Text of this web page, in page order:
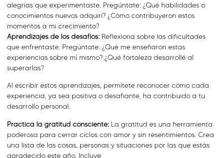
alegrías que experimentaste. Pregúntate: ¿Qué habilidades o
conocimientos nuevos adquirí? ¿Cómo contribuyeron estos
momentos a mi crecimiento?
Aprendizajes de los desafíos: Reflexiona sobre las dificultades
que enfrentaste. Pregúntate: ¿Qué me enseñaron estas
experiencias sobre mí mismo? ¿Qué fortaleza desarrollé al
superarlas?
Al escribir estos aprendizajes, permítete reconocer cómo cada
experiencia, ya sea positiva o desafiante, ha contribuido a tu
desarrollo personal.
Practica la gratitud consciente: La gratitud es una herramienta
poderosa para cerrar ciclos con amor y sin resentimientos. Crea
una lista de las cosas, personas y situaciones por las que estás
agradecido este año. Incluye